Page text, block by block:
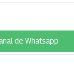
de Whatsapp